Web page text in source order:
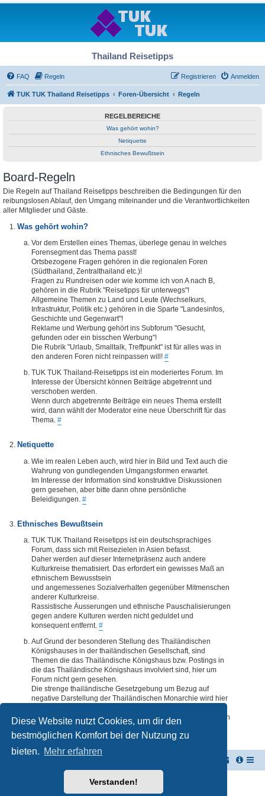
Diese Website nutzt Cookies, um dir den
bestmöglichen Komfort bei der Nutzung zu
bieten. Mehr erfahren
Verstanden!
Thailand Reisetipps
FAQ Regeln Anmelden
Registrieren
TUK TUK Thailand Reisetipps Foren-Übersicht Regeln
REGELBEREICHE
Was gehört wohin?
Netiquette
Ethnisches Bewußtsein
Board-Regeln
Die Regeln auf Thailand Reisetipps beschreiben die Bedingungen für den
reibungslosen Ablauf, den Umgang miteinander und die Verantwortlichkeiten
aller Mitglieder und Gäste.
Was gehört wohin?
Vor dem Erstellen eines Themas, überlege genau in welches
Forensegment das Thema passt!
Ortsbezogene Fragen gehören in die regionalen Foren
(Südthailand, Zentralthailand etc.)!
Fragen zu Rundreisen oder wie komme ich von A nach B,
gehören in die Rubrik "Reisetipps für unterwegs"!
Allgemeine Themen zu Land und Leute (Wechselkurs,
Infrastruktur, Politik etc.) gehören in die Sparte "Landesinfos,
Geschichte und Gegenwart"!
Reklame und Werbung gehört ins Subforum "Gesucht,
gefunden oder ein bisschen Werbung"!
Die Rubrik "Urlaub, Smalltalk, Treffpunkt" ist für alles was in
den anderen Foren nicht reinpassen will! #
TUK TUK Thailand-Reisetipps ist ein moderiertes Forum. Im
Interesse der Übersicht können Beiträge abgetrennt und
verschoben werden.
Wenn durch abgetrennte Beiträge ein neues Thema erstellt
wird, dann wählt der Moderator eine neue Überschrift für das
Thema. #
Netiquette
Wie im realen Leben auch, wird hier in Bild und Text auch die
Wahrung von gundlegenden Umgangsformen erwartet.
Im Interesse der Information sind konstruktive Diskussionen
gern gesehen, aber bitte dann ohne persönliche
Beleidigungen. #
Ethnisches Bewußtsein
TUK TUK Thailand Reisetipps ist ein deutschsprachiges
Forum, dass sich mit Reisezielen in Asien befasst.
Daher werden auf dieser Internetpräsenz auch andere
Kulturkreise thematisiert. Das erfordert ein gewisses Maß an
ethnischem Bewusstsein
und angemessenes Sozialverhalten gegenüber Mitmenschen
anderer Kulturkreise.
Rassistische Äusserungen und ethnische Pauschalisierungen
gegen andere Kulturen werden nicht geduldet und
konsequent entfernt. #
Auf Grund der besonderen Stellung des Thailändischen
Königshauses in der thailändischen Gesellschaft, sind
Themen die das Thailändische Königshaus bzw. Postings in
die das Thailändische Königshaus involviert sind, hier um
Forum nicht gern gesehen.
Die strenge thailändische Gesetzgebung um Bezug auf
negative Darstellung der Thailändischen Monarchie wird hier
deren Inhalte diesbezüglich auch nur ansatzweise bedenklich
erscheinen, kommentarlos entfernt. #
Powered byphpBB® Forum Software © phpBB Limited
Deutsche Übersetzung durchphpBB.de